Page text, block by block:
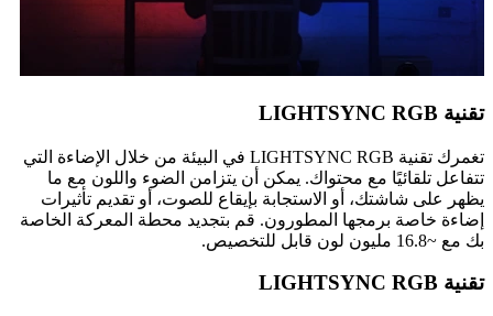
تقنية LIGHTSYNC RGB
تغمرك تقنية LIGHTSYNC RGB في البيئة من خلال الإضاءة التي
تتفاعل تلقائيًا مع محتواك. يمكن أن يتزامن الضوء واللون مع ما
يظهر على شاشتك، أو الاستجابة بإيقاع للصوت، أو تقديم تأثيرات
إضاءة خاصة برمجها المطورون. قم بتجديد محطة المعركة الخاصة
بك مع ~16.8 مليون لون قابل للتخصيص.
تقنية LIGHTSYNC RGB